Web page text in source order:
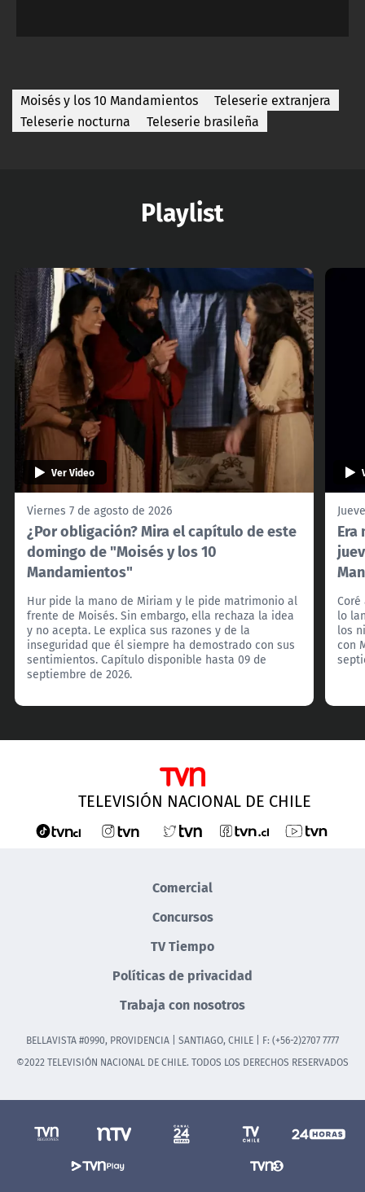
Moisés y los 10 Mandamientos
Teleserie extranjera
Teleserie nocturna
Teleserie brasileña
Playlist
Ver Video
Viernes 7 de agosto de 2026
¿Por obligación? Mira el capítulo de este
domingo de "Moisés y los 10
Mandamientos"
Hur pide la mano de Miriam y le pide matrimonio al
frente de Moisés. Sin embargo, ella rechaza la idea
y no acepta. Le explica sus razones y de la
inseguridad que él siempre ha demostrado con sus
sentimientos. Capítulo disponible hasta 09 de
septiembre de 2026.
lo
los
con
TELEVISIÓN NACIONAL DE CHILE
Comercial
Concursos
TV Tiempo
Políticas de privacidad
Trabaja con nosotros
BELLAVISTA #0990, PROVIDENCIA | SANTIAGO, CHILE | F: (+56-2)2707 7777
©2022 TELEVISIÓN NACIONAL DE CHILE. TODOS LOS DERECHOS RESERVADOS